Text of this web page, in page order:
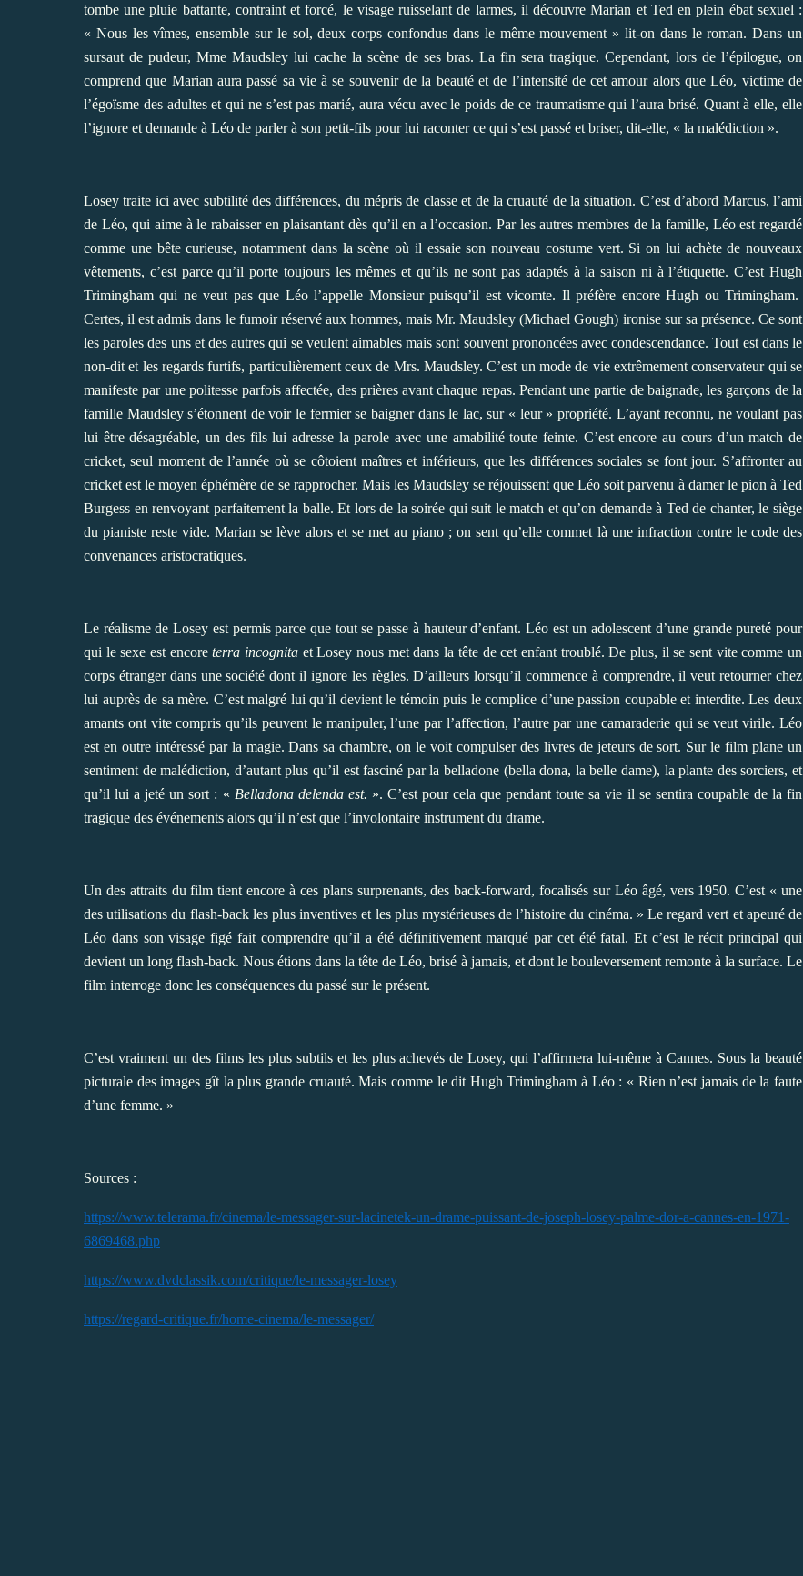
tombe une pluie battante, contraint et forcé, le visage ruisselant de larmes, il découvre Marian et Ted en plein ébat sexuel :
« Nous les vîmes, ensemble sur le sol, deux corps confondus dans le même mouvement » lit-on dans le roman. Dans un
sursaut de pudeur, Mme Maudsley lui cache la scène de ses bras. La fin sera tragique. Cependant, lors de l’épilogue, on
comprend que Marian aura passé sa vie à se souvenir de la beauté et de l’intensité de cet amour alors que Léo, victime de
l’égoïsme des adultes et qui ne s’est pas marié, aura vécu avec le poids de ce traumatisme qui l’aura brisé. Quant à elle, elle
l’ignore et demande à Léo de parler à son petit-fils pour lui raconter ce qui s’est passé et briser, dit-elle, « la malédiction ».
Losey traite ici avec subtilité des différences, du mépris de classe et de la cruauté de la situation. C’est d’abord Marcus, l’ami
de Léo, qui aime à le rabaisser en plaisantant dès qu’il en a l’occasion. Par les autres membres de la famille, Léo est regardé
comme une bête curieuse, notamment dans la scène où il essaie son nouveau costume vert. Si on lui achète de nouveaux
vêtements, c’est parce qu’il porte toujours les mêmes et qu’ils ne sont pas adaptés à la saison ni à l’étiquette. C’est Hugh
Trimingham qui ne veut pas que Léo l’appelle Monsieur puisqu’il est vicomte. Il préfère encore Hugh ou Trimingham.
Certes, il est admis dans le fumoir réservé aux hommes, mais Mr. Maudsley (Michael Gough) ironise sur sa présence. Ce sont
les paroles des uns et des autres qui se veulent aimables mais sont souvent prononcées avec condescendance. Tout est dans le
non-dit et les regards furtifs, particulièrement ceux de Mrs. Maudsley. C’est un mode de vie extrêmement conservateur qui se
manifeste par une politesse parfois affectée, des prières avant chaque repas. Pendant une partie de baignade, les garçons de la
famille Maudsley s’étonnent de voir le fermier se baigner dans le lac, sur « leur » propriété. L’ayant reconnu, ne voulant pas
lui être désagréable, un des fils lui adresse la parole avec une amabilité toute feinte. C’est encore au cours d’un match de
cricket, seul moment de l’année où se côtoient maîtres et inférieurs, que les différences sociales se font jour. S’affronter au
cricket est le moyen éphémère de se rapprocher. Mais les Maudsley se réjouissent que Léo soit parvenu à damer le pion à Ted
Burgess en renvoyant parfaitement la balle. Et lors de la soirée qui suit le match et qu’on demande à Ted de chanter, le siège
du pianiste reste vide. Marian se lève alors et se met au piano ; on sent qu’elle commet là une infraction contre le code des
convenances aristocratiques.
Le réalisme de Losey est permis parce que tout se passe à hauteur d’enfant. Léo est un adolescent d’une grande pureté pour
qui le sexe est encoreterra incognita et Losey nous met dans la tête de cet enfant troublé. De plus, il se sent vite comme un
corps étranger dans une société dont il ignore les règles. D’ailleurs lorsqu’il commence à comprendre, il veut retourner chez
lui auprès de sa mère. C’est malgré lui qu’il devient le témoin puis le complice d’une passion coupable et interdite. Les deux
amants ont vite compris qu’ils peuvent le manipuler, l’une par l’affection, l’autre par une camaraderie qui se veut virile. Léo
est en outre intéressé par la magie. Dans sa chambre, on le voit compulser des livres de jeteurs de sort. Sur le film plane un
sentiment de malédiction, d’autant plus qu’il est fasciné par la belladone (bella dona, la belle dame), la plante des sorciers, et
qu’il lui a jeté un sort : « Belladona delenda est. ». C’est pour cela que pendant toute sa vie il se sentira coupable de la fin
tragique des événements alors qu’il n’est que l’involontaire instrument du drame.
Un des attraits du film tient encore à ces plans surprenants, des back-forward, focalisés sur Léo âgé, vers 1950. C’est « une
des utilisations du flash-back les plus inventives et les plus mystérieuses de l’histoire du cinéma. » Le regard vert et apeuré de
Léo dans son visage figé fait comprendre qu’il a été définitivement marqué par cet été fatal. Et c’est le récit principal qui
devient un long flash-back. Nous étions dans la tête de Léo, brisé à jamais, et dont le bouleversement remonte à la surface. Le
film interroge donc les conséquences du passé sur le présent.
C’est vraiment un des films les plus subtils et les plus achevés de Losey, qui l’affirmera lui-même à Cannes. Sous la beauté
picturale des images gît la plus grande cruauté. Mais comme le dit Hugh Trimingham à Léo : « Rien n’est jamais de la faute
d’une femme. »
Sources :
https://www.telerama.fr/cinema/le-messager-sur-lacinetek-un-drame-puissant-de-joseph-losey-palme-dor-a-cannes-en-1971-
6869468.php
https://www.dvdclassik.com/critique/le-messager-losey
https://regard-critique.fr/home-cinema/le-messager/